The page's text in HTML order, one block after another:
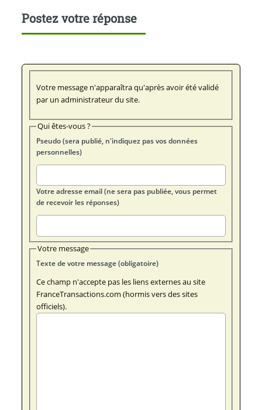
Postez votre réponse
Votre message n'apparaîtra qu'après avoir été validé
par un administrateur du site.
Qui êtes-vous ?
Pseudo (sera publié, n'indiquez pas vos données
personnelles)
Votre adresse email (ne sera pas publiée, vous permet
de recevoir les réponses)
Votre message
Texte de votre message (obligatoire)
Ce champ n'accepte pas les liens externes au site
FranceTransactions.com (hormis vers des sites
officiels).